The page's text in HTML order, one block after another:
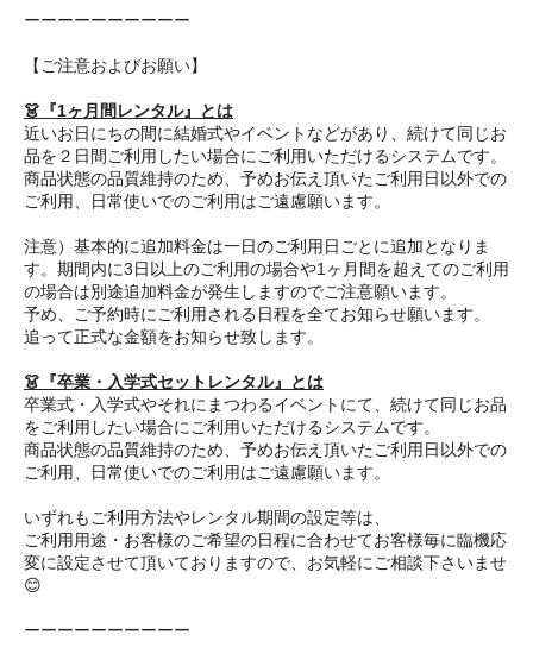
ーーーーーーーーーー
【ご注意およびお願い】
👗『1ヶ月間レンタル』とは
近いお日にちの間に結婚式やイベントなどがあり、続けて同じお
品を２日間ご利用したい場合にご利用いただけるシステムです。
商品状態の品質維持のため、予めお伝え頂いたご利用日以外での
ご利用、日常使いでのご利用はご遠慮願います。
注意）基本的に追加料金は一日のご利用日ごとに追加となりま
す。期間内に3日以上のご利用の場合や1ヶ月間を超えてのご利用
の場合は別途追加料金が発生しますのでご注意願います。
予め、ご予約時にご利用される日程を全てお知らせ願います。
追って正式な金額をお知らせ致します。
👗『卒業・入学式セットレンタル』とは
卒業式・入学式やそれにまつわるイベントにて、続けて同じお品
をご利用したい場合にご利用いただけるシステムです。
商品状態の品質維持のため、予めお伝え頂いたご利用日以外での
ご利用、日常使いでのご利用はご遠慮願います。
いずれもご利用方法やレンタル期間の設定等は、
ご利用用途・お客様のご希望の日程に合わせてお客様毎に臨機応
変に設定させて頂いておりますので、お気軽にご相談下さいませ
😊
ーーーーーーーーーー